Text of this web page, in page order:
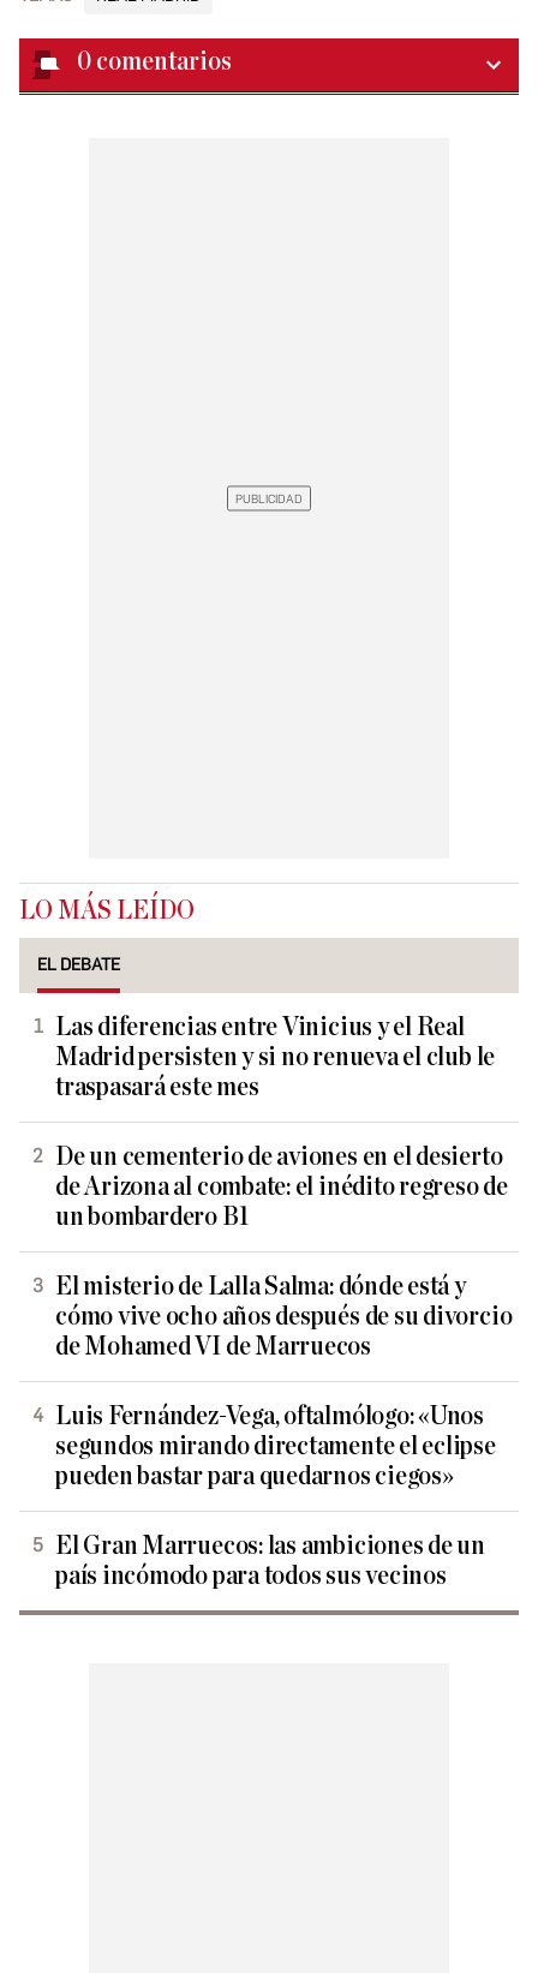
0 comentarios
LO MÁS LEÍDO
EL DEBATE
Las diferencias entre Vinicius y el Real
Madrid persisten y si no renueva el club le
traspasará este mes
De un cementerio de aviones en el desierto
de Arizona al combate: el inédito regreso de
un bombardero B1
El misterio de Lalla Salma: dónde está y
cómo vive ocho años después de su divorcio
de Mohamed VI de Marruecos
Luis Fernández-Vega, oftalmólogo: «Unos
segundos mirando directamente el eclipse
pueden bastar para quedarnos ciegos»
El Gran Marruecos: las ambiciones de un
país incómodo para todos sus vecinos